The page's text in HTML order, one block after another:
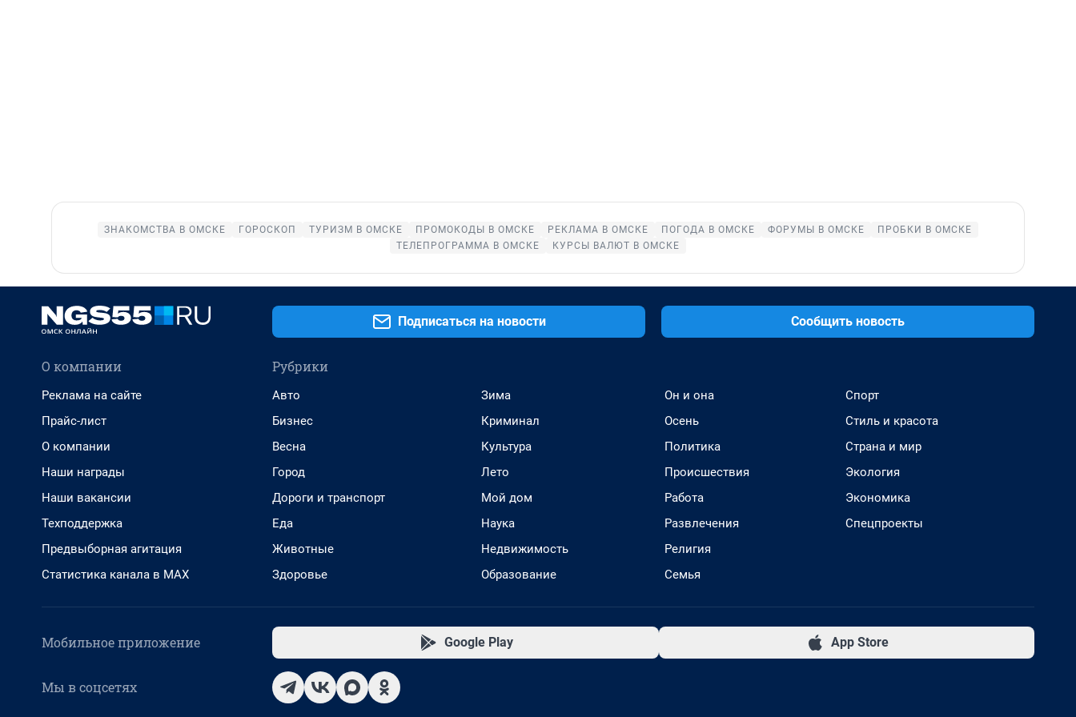
ЗНАКОМСТВА В ОМСКЕ ГОРОСКОП ТУРИЗМ В ОМСКЕ ПРОМОКОДЫ В ОМСКЕ РЕКЛАМА В ОМСКЕ ПОГОДА В ОМСКЕ ФОРУМЫ В ОМСКЕ
ПРОБКИ В ОМСКЕ
ТЕЛЕПРОГРАММА В ОМСКЕ
КУРСЫ ВАЛЮТ В ОМСКЕ
Подписаться на новости Сообщить новость
О компании
Реклама на сайте
Прайс-лист
О компании
Наши награды
Наши вакансии
Техподдержка
Предвыборная агитация
Статистика канала в MAX
Рубрики
Авто
Бизнес
Весна
Город
Дороги и транспорт
Еда
Животные
Здоровье
Зима
Криминал
Культура
Лето
Мой дом
Наука
Недвижимость
Образование
Он и она
Осень
Политика
Происшествия
Работа
Развлечения
Религия
Семья
Спорт
Стиль и красота
Страна и мир
Экология
Экономика
Спецпроекты
Мобильное приложение Google Play App Store
Мы в соцсетях